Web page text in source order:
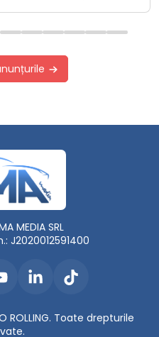
MEDIA SRL
J2020012591400
ROLLING. Toate drepturile